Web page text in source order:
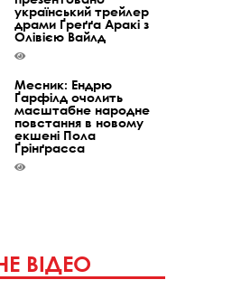
український трейлер
драми Ґреґґа Аракі з
Олівією Вайлд
Месник: Ендрю
Ґарфілд очолить
масштабне народне
повстання в новому
екшені Пола
Ґрінґрасса
ВІДЕО